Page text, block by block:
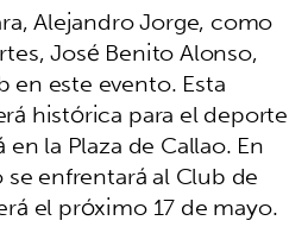
Alejandro Jorge, como
José Benito Alonso,
en este evento. Esta
histórica para el deporte
la Plaza de Callao. En
enfrentará al Club de
el próximo 17 de mayo.